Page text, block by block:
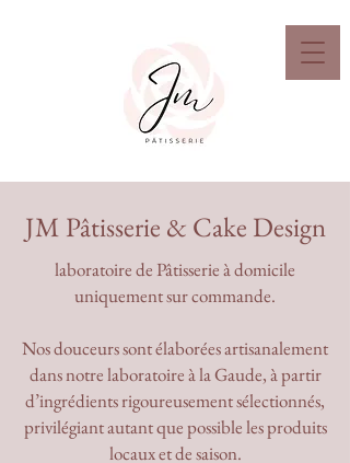
JM Pâtisserie & Cake Design
laboratoire de Pâtisserie à domicile
uniquement sur commande.
Nos douceurs sont élaborées artisanalement
dans notre laboratoire à la Gaude, à partir
d’ingrédients rigoureusement sélectionnés,
privilégiant autant que possible les produits
locaux et de saison.